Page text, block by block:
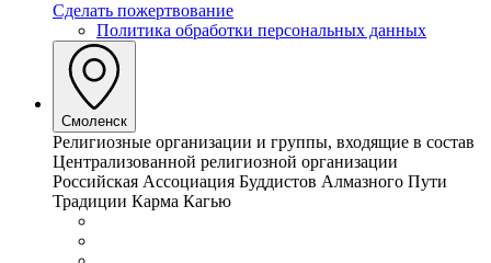
Сделать пожертвование
Политика обработки персональных данных
Смоленск
Религиозные организации и группы, входящие в состав
Централизованной религиозной организации
Российская Ассоциация Буддистов Алмазного Пути
Традиции Карма Кагью